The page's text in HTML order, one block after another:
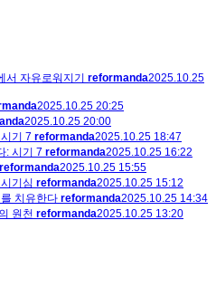
서 자유로워지기 reformanda2025.10.25
2025.10.25 20:25
2025.10.25 20:00
기 7 reformanda2025.10.25 18:47
: 시기 7 reformanda2025.10.25 16:22
reformanda2025.10.25 15:55
기심 reformanda2025.10.25 15:12
치유한다 reformanda2025.10.25 14:34
원천 reformanda2025.10.25 13:20